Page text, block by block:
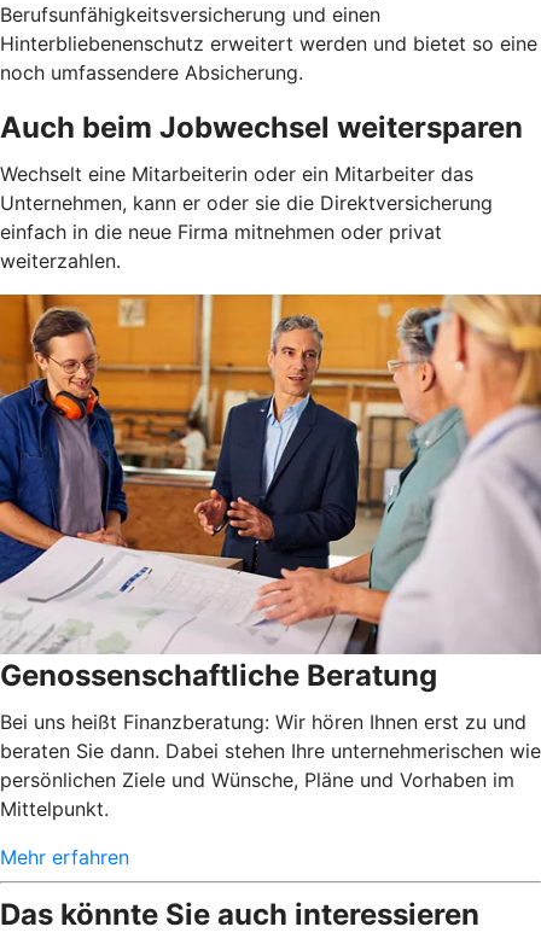
Berufsunfähigkeitsversicherung und einen
Hinterbliebenenschutz erweitert werden und bietet so eine
noch umfassendere Absicherung.
Auch beim Jobwechsel weitersparen
Wechselt eine Mitarbeiterin oder ein Mitarbeiter das
Unternehmen, kann er oder sie die Direktversicherung
einfach in die neue Firma mitnehmen oder privat
weiterzahlen.
Genossenschaftliche Beratung
Bei uns heißt Finanzberatung: Wir hören Ihnen erst zu und
beraten Sie dann. Dabei stehen Ihre unternehmerischen wie
persönlichen Ziele und Wünsche, Pläne und Vorhaben im
Mittelpunkt.
Mehr erfahren
Das könnte Sie auch interessieren